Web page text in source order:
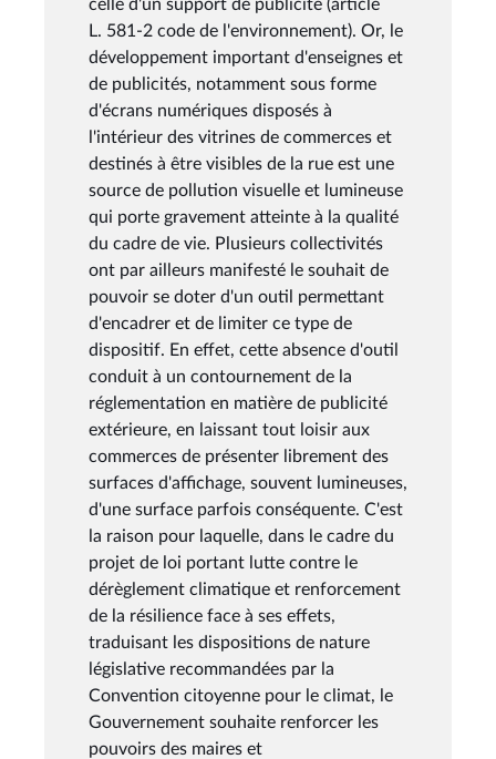
celle d'un support de publicité (article
L. 581-2 code de l'environnement). Or, le
développement important d'enseignes et
de publicités, notamment sous forme
d'écrans numériques disposés à
l'intérieur des vitrines de commerces et
destinés à être visibles de la rue est une
source de pollution visuelle et lumineuse
qui porte gravement atteinte à la qualité
du cadre de vie. Plusieurs collectivités
ont par ailleurs manifesté le souhait de
pouvoir se doter d'un outil permettant
d'encadrer et de limiter ce type de
dispositif. En effet, cette absence d'outil
conduit à un contournement de la
réglementation en matière de publicité
extérieure, en laissant tout loisir aux
commerces de présenter librement des
surfaces d'affichage, souvent lumineuses,
d'une surface parfois conséquente. C'est
la raison pour laquelle, dans le cadre du
projet de loi portant lutte contre le
dérèglement climatique et renforcement
de la résilience face à ses effets,
traduisant les dispositions de nature
législative recommandées par la
Convention citoyenne pour le climat, le
Gouvernement souhaite renforcer les
pouvoirs des maires et